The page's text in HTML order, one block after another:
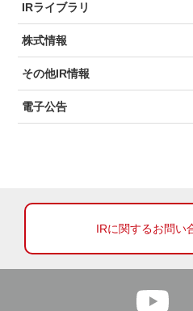
IRライブラリ
株式情報
その他IR情報
電子公告
IRに関するお問い